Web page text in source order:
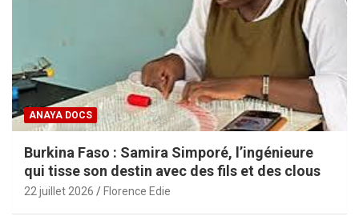
ANAYA DOCS
Burkina Faso : Samira Simporé, l’ingénieure
qui tisse son destin avec des fils et des clous
22 juillet 2026 Florence Edie